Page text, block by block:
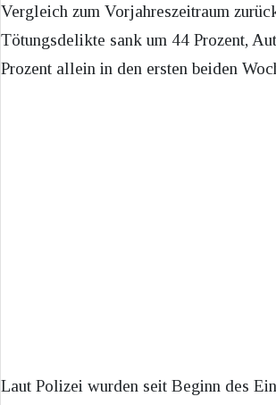
Vergleich zum Vorjahreszeitraum
Tötungsdelikte sank um 44 Prozent,
Prozent allein in den ersten beiden
Laut Polizei wurden seit Beginn des